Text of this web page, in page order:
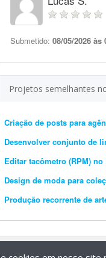
Submetido: 08/05/2026 às
Projetos semelhantes
Criação de posts para
Desenvolver conjunto de
Editar tacômetro (RPM)
Design de moda para
Produção recorrente de